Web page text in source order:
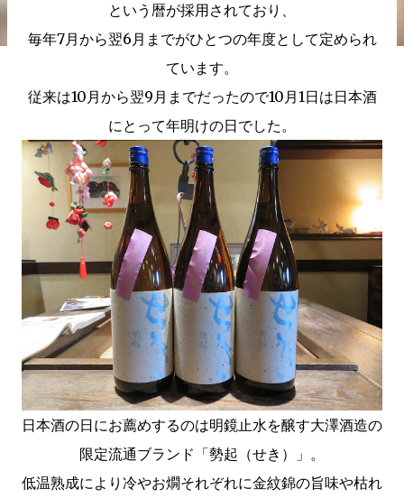
という暦が採用されており、
毎年7月から翌6月までがひとつの年度として定められ
ています。
従来は10月から翌9月までだったので10月1日は日本酒
にとって年明けの日でした。
日本酒の日にお薦めするのは明鏡止水を醸す大澤酒造の
限定流通ブランド「勢起（せき）」。
低温熟成により冷やお燗それぞれに金紋錦の旨味や枯れ